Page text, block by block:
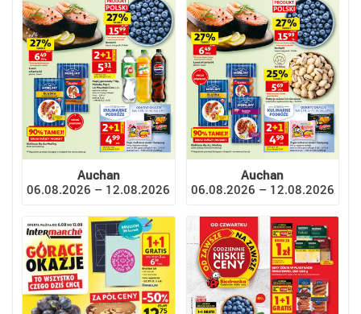
Auchan
06.08.2026 – 12.08.2026
Auchan
06.08.2026 – 12.08.2026